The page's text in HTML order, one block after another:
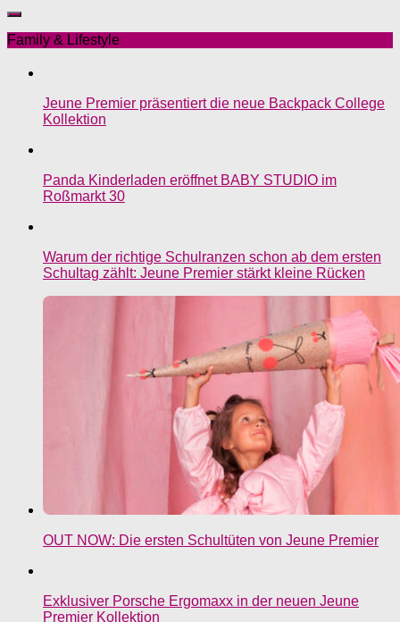
Family & Lifestyle
Jeune Premier präsentiert die neue Backpack College
Kollektion
Panda Kinderladen eröffnet BABY STUDIO im
Roßmarkt 30
Warum der richtige Schulranzen schon ab dem ersten
Schultag zählt: Jeune Premier stärkt kleine Rücken
OUT NOW: Die ersten Schultüten von Jeune Premier
Exklusiver Porsche Ergomaxx in der neuen Jeune
Premier Kollektion